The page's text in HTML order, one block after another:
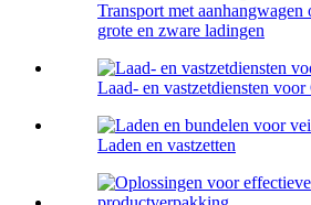
Transport met
grote en zware ladingen
Laad- en vastzetdiensten
Laden en vastzetten